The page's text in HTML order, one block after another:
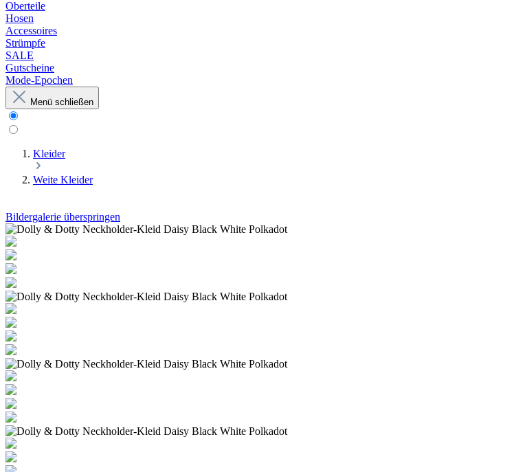
Oberteile
Hosen
Accessoires
Strümpfe
SALE
Gutscheine
Mode-Epochen
Menü schließen
Kleider
Weite Kleider
Bildergalerie überspringen